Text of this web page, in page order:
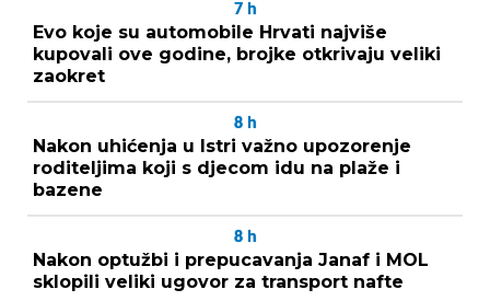
7 h
Evo koje su automobile Hrvati najviše
kupovali ove godine, brojke otkrivaju veliki
zaokret
8 h
Nakon uhićenja u Istri važno upozorenje
roditeljima koji s djecom idu na plaže i
bazene
8 h
Nakon optužbi i prepucavanja Janaf i MOL
sklopili veliki ugovor za transport nafte